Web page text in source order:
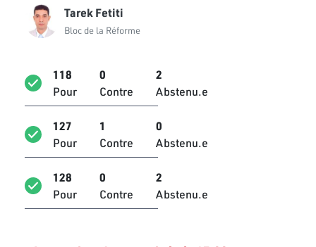
Nidhal Saoudi
Nizar Makhloufi
Indépendant
Bloc Qalb Tounes
Noureddine Arbaoui
Bloc Ennahdha
Noussaiba Ben Ali
118
Pour
0
Contre
2
Abstenu.e
127
Pour
1
Contre
0
Abstenu.e
128
Pour
0
Contre
2
Abstenu.e
Tarek Fetiti
Bloc de la Réforme